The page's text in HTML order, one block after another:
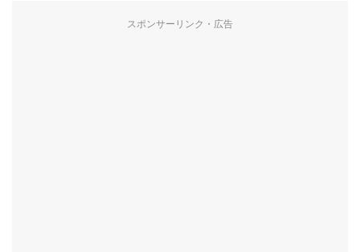
スポンサーリンク・広告